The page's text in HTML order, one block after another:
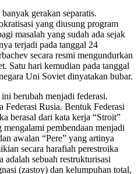
gerakan separatis.
yang diusung program
masalah yang sudah ada sejak
terjadi pada tanggal 24
secara resmi mengundurkan
Satu hari kemudian pada tanggal
Uni Soviet dinyatakan bubar.
berubah menjadi federasi.
Federasi Rusia. Bentuk Federasi
berasal dari kata kerja “Stroit”
pembendaan menjadi
awalan “Pere” yang artinya
secara harafiah perestroika
adalah sebuah restrukturisasi
(zastoy) dan kelumpuhan total,